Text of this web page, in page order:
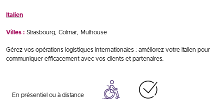
Italien
Villes : Strasbourg Colmar Mulhouse
Gérez vos opérations logistiques internationales : améliorez votre italien pour
communiquer efficacement avec vos clients et partenaires.
En présentiel ou à distance